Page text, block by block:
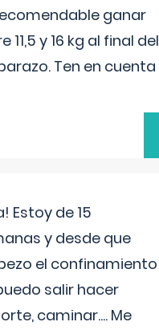
ganar
11,5 y 16 kg al final del
Ten en cuenta
Estoy de 15
y desde que
el confinamiento
salir hacer
caminar.... Me